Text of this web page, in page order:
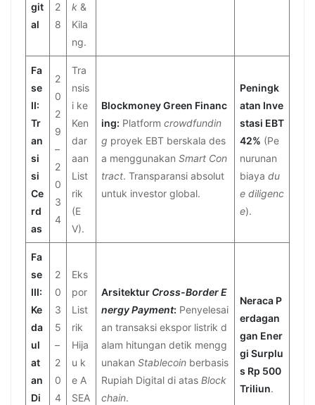
git
al
2
8
k &
Kila
ng.
Fa
se
II:
Tr
an
si
si
Ce
rd
as
2
0
2
9
–
2
0
3
4
Tra
nsis
i ke
Ken
dar
aan
List
rik
(E
V).
Blockmoney Green Financ
ing: Platform crowdfundin
g proyek EBT berskala des
a menggunakan Smart Con
tract. Transparansi absolut
untuk investor global.
Peningk
atan Inve
stasi EBT
42% (Pe
nurunan
biaya du
e diligenc
e).
Fa
se
III:
Ke
da
ul
at
an
Di
2
0
3
5
–
2
0
4
Eks
por
List
rik
Hija
u k
e A
SEA
Arsitektur Cross-Border E
nergy Payment: Penyelesai
an transaksi ekspor listrik d
alam hitungan detik mengg
unakan Stablecoin berbasis
Rupiah Digital di atas Block
chain.
Neraca P
erdagan
gan Ener
gi Surplu
s Rp 500
Triliun.